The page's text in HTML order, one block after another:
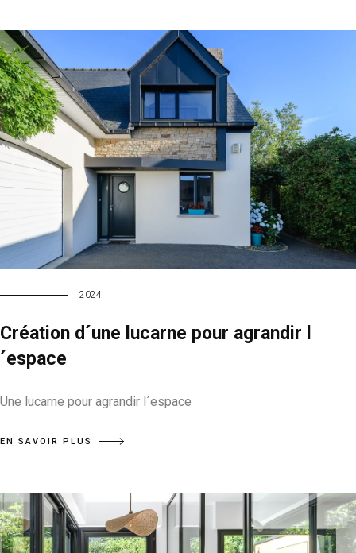
2024
Création d´une lucarne pour agrandir l
´espace
Une lucarne pour agrandir l´espace
EN SAVOIR PLUS